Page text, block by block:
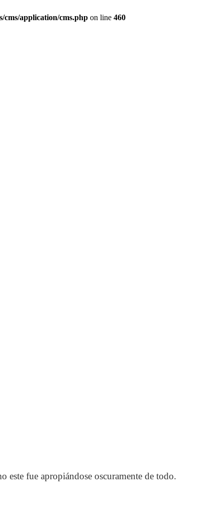
cms/application/cms.php on line 460
este fue apropiándose oscuramente de todo.